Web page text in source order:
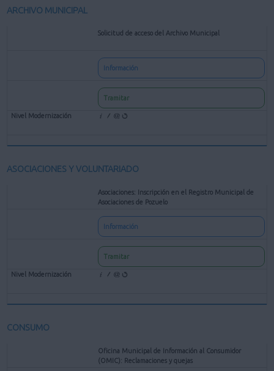
ARCHIVO MUNICIPAL
Solicitud de acceso del Archivo Municipal
Información
Tramitar
ASOCIACIONES Y VOLUNTARIADO
Asociaciones: Inscripción en el Registro Municipal de
Asociaciones de Pozuelo
Información
Tramitar
CONSUMO
Oficina Municipal de Información al Consumidor
(OMIC): Reclamaciones y quejas